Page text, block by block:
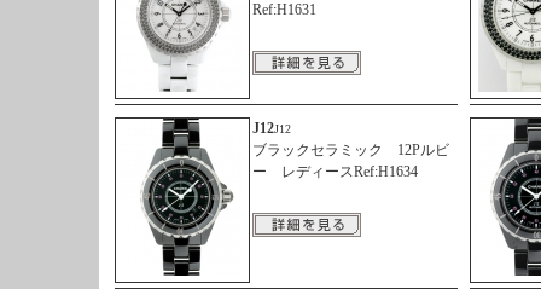
Ref:H1631
J12J12
ブラックセラミック 12Pルビ
ー レディースRef:H1634